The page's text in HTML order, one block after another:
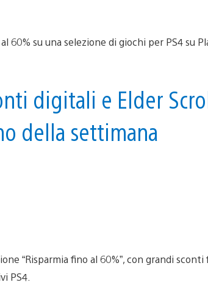
digitali e Elder
della settimana
“Risparmia fino al 60%”, con grandi
PS4.